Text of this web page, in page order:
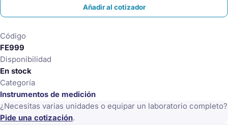
Añadir al cotizador
Código
FE999
Disponibilidad
En stock
Categoría
Instrumentos de medición
¿Necesitas varias unidades o equipar un laboratorio completo?
Pide una cotización.